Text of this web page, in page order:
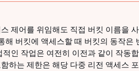
제어를 위임해도 직접 버킷 이름을
해 버킷에 액세스할 때 버킷의 동작은
적인 작업은 여전히 이전과 같이 작동
하는 제한은 해당 다중 리전 액세스